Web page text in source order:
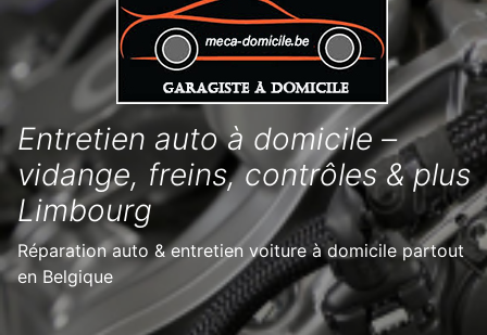
Entretien auto à domicile –
vidange, freins, contrôles & plus
Limbourg
Réparation auto & entretien voiture à domicile partout
en Belgique